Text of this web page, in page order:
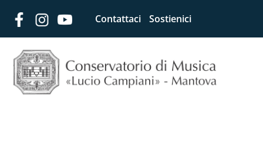
Contattaci Sostienici